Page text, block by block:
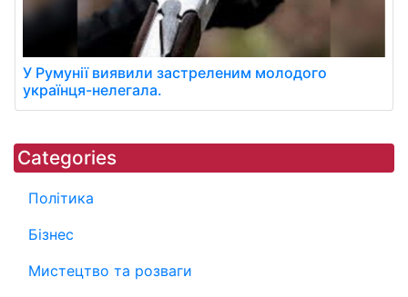
У Румунії виявили застреленим молодого
українця-нелегала.
Categories
Політика
Бізнес
Мистецтво та розваги